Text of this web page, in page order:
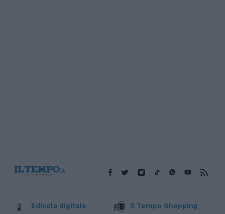
Edicola digitale Il Tempo Shopping